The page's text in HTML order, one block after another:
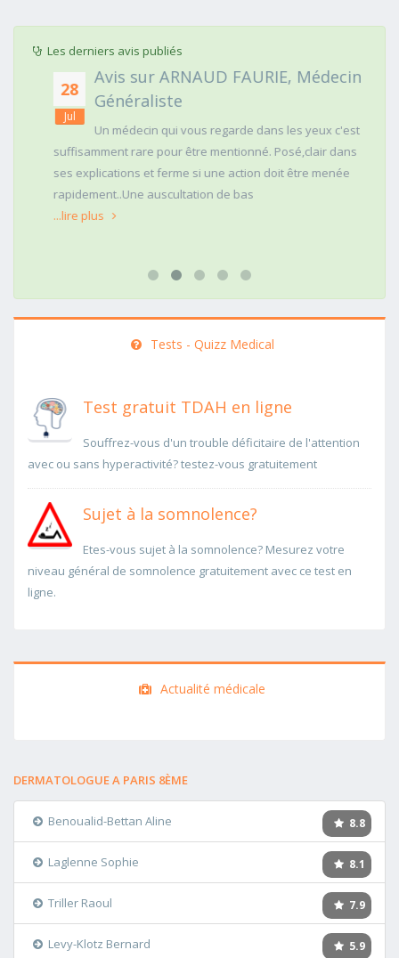
Les derniers avis publiés
28
Jul
Avis sur ARNAUD FAURIE, Médecin
Généraliste
Un médecin qui vous regarde dans les yeux c'est
suffisamment rare pour être mentionné. Posé,clair dans
ses explications et ferme si une action doit être menée
rapidement..Une auscultation de bas
...lire plus
Tests - Quizz Medical
Test gratuit TDAH en ligne
Souffrez-vous d'un trouble déficitaire de l'attention
avec ou sans hyperactivité? testez-vous gratuitement
Sujet à la somnolence?
Etes-vous sujet à la somnolence? Mesurez votre
niveau général de somnolence gratuitement avec ce test en
ligne.
Actualité médicale
DERMATOLOGUE A PARIS 8ÈME
8.8
Benoualid-Bettan Aline
8.1
Laglenne Sophie
7.9
Triller Raoul
5.9
Levy-Klotz Bernard